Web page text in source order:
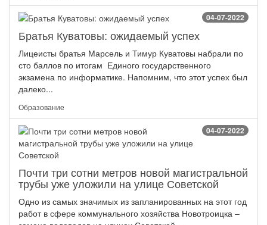
04-07-2022
Братья Куватовы: ожидаемый успех
Лицеисты братья Марсель и Тимур Куватовы набрали по
сто баллов по итогам Единого государственного
экзамена по информатике. Напомним, что этот успех был
далеко...
Образование
04-07-2022
Почти три сотни метров новой магистральной
трубы уже уложили на улице Советской
Одно из самых значимых из запланированных на этот год
работ в сфере коммунального хозяйства Новотроицка –